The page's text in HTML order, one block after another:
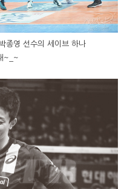
종영 선수의 세이브 하나
~_~